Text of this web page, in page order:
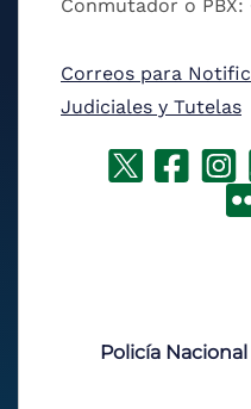
Conmutador o PBX:
Correos para
Judiciales y Tutelas
Policía